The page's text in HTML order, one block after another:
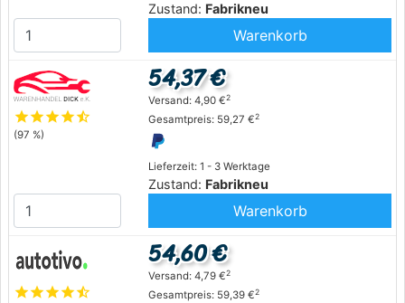
Zustand: Fabrikneu
Warenkorb
starstarstarstarstar_half
(97 %)
Lieferzeit: 1 - 3 Werktage
Zustand: Fabrikneu
54,37 €
Versand: 4,90 €2
Gesamtpreis: 59,27 €2
Warenkorb
starstarstarstarstar_half
54,60 €
Versand: 4,79 €2
Gesamtpreis: 59,39 €2